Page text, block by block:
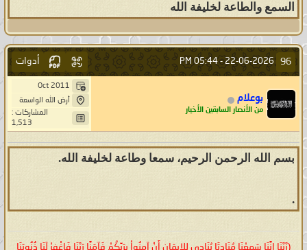
السمع والطاعة لخليفة الله
96
22-06-2026 -
05:44 PM أدوات
بوعلام
من الأنصار السابقين الأخيار
Oct 2011
أرض الله الواسعة
المشاركات :
1,513
بسم الله الرحمن الرحيم، سمعا وطاعة لخليفة الله.
.
(رَّبَّنَا إِنَّنَا سَمِعْنَا مُنَادِيًا يُنَادِي لِلإِيمَانِ أَنْ آمِنُواْ بِرَبِّكُمْ فَآمَنَّا رَبَّنَا فَاغْفِرْ لَنَا ذُنُوبَنَا